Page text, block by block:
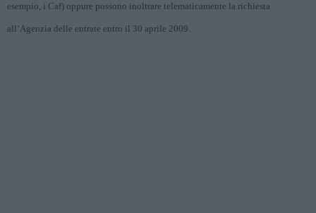
esempio, i Caf) oppure possono inoltrare telematicamente la richiesta
all’Agenzia delle entrate entro il 30 aprile 2009.